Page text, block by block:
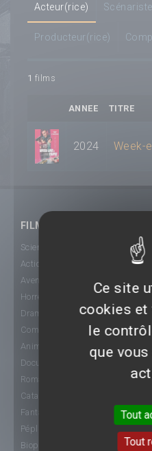
Acteur(rice) Scénariste
Producteur(rice)
1 films
ANNEE TITRE
2024 Week-
FILMS
Science-Fiction
Action
Aventure
Horreur
Drame
Comédie
Animation
Documentaire
Romance
Catastrophe
Fantastique
Péplum
Biopic
Ce site
cookies et
le
que
Tout
Tout